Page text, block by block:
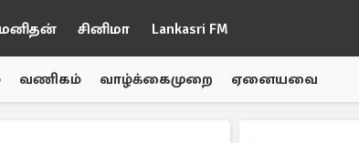
மனிதன் சினிமா Lankasri FM
வணிகம் வாழ்க்கைமுறை ஏனையவை